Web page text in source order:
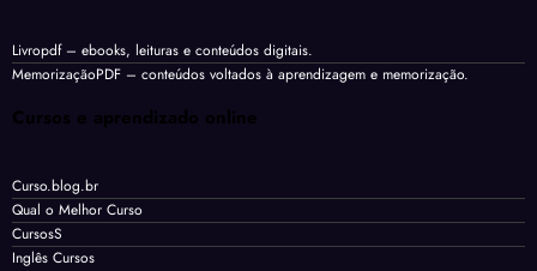
Livropdf– ebooks, leituras e conteúdos digitais.
MemorizaçãoPDF – conteúdos voltados à aprendizagem e memorização.
Cursos e aprendizado online
Curso.blog.br
Qual o Melhor Curso
CursosS
Inglês Cursos